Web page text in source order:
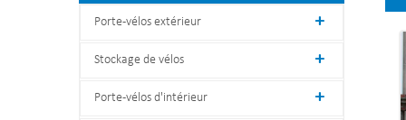
Porte-vélos extérieur
Stockage de vélos
Porte-vélos d'intérieur